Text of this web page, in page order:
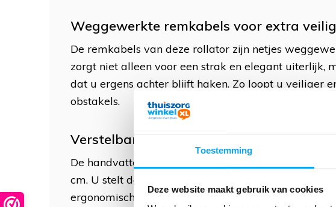
Toestemming
Deze website maakt gebruik van cookies
Weggewerkte remkabels voor extra
De remkabels van deze rollator zijn netjes
zorgt niet alleen voor een strak en elegant uiterlijk,
dat u ergens achter blijft haken. Zo loopt u veiliger
obstakels.
Verstelbare handvatten voor een
De handvatten van de Let’s Move rollator zijn
cm. U stelt de hoogte eenvoudig af op polshoogte,
ergonomische en comfortabele houding heeft tijdens